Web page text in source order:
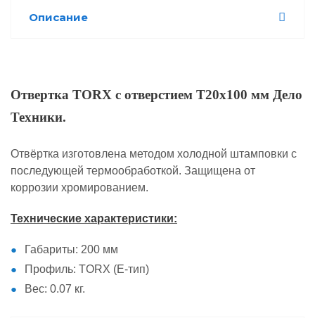
Описание
Отвертка TORX с отверстием T20x100 мм Дело
Техники.
Отвёртка изготовлена методом холодной штамповки с
последующей термообработкой. Защищена от
коррозии хромированием.
Технические характеристики:
Габариты: 200 мм
Профиль: TORX (Е-тип)
Вес: 0.07 кг.